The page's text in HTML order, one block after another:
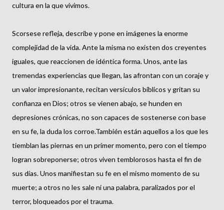
cultura en la que vivimos.
Scorsese refleja, describe y pone en imágenes la enorme
complejidad de la vida. Ante la misma no existen dos creyentes
iguales, que reaccionen de idéntica forma. Unos, ante las
tremendas experiencias que llegan, las afrontan con un coraje y
un valor impresionante, recitan versículos bíblicos y gritan su
confianza en Dios; otros se vienen abajo, se hunden en
depresiones crónicas, no son capaces de sostenerse con base
en su fe, la duda los corroe.También están aquellos a los que les
tiemblan las piernas en un primer momento, pero con el tiempo
logran sobreponerse; otros viven temblorosos hasta el fin de
sus días. Unos manifiestan su fe en el mismo momento de su
muerte; a otros no les sale ni una palabra, paralizados por el
terror, bloqueados por el trauma.